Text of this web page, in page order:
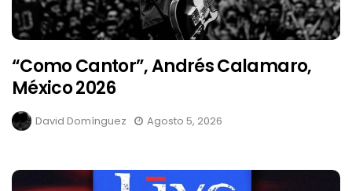
“Como Cantor”, Andrés Calamaro,
México 2026
David Domínguez Agosto 5, 2026